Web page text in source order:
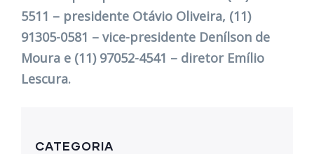
5511 – presidente Otávio Oliveira, (11)
91305-0581 – vice-presidente Denílson de
Moura e (11) 97052-4541 – diretor Emílio
Lescura.
CATEGORIA